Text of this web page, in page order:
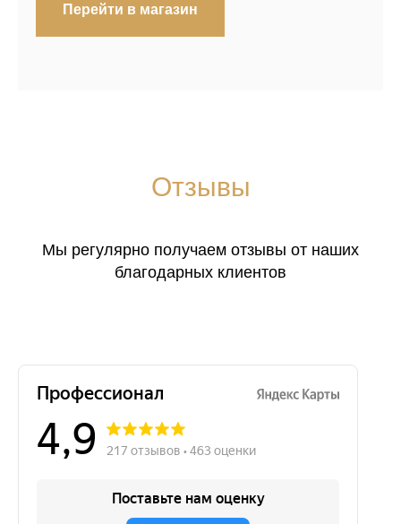
Перейти в магазин
Отзывы
Мы регулярно получаем отзывы от наших
благодарных клиентов